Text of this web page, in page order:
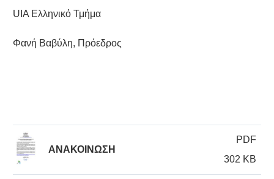
UIA Ελληνικό Τμήμα
Φανή Βαβύλη, Πρόεδρος
ΑΝΑΚΟΙΝΩΣΗ
PDF
302 KB